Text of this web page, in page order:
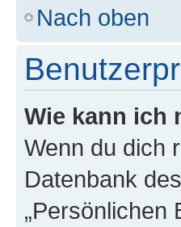
Nach oben
Wie kann ich
Wenn du dich
Datenbank
„Persönlichen